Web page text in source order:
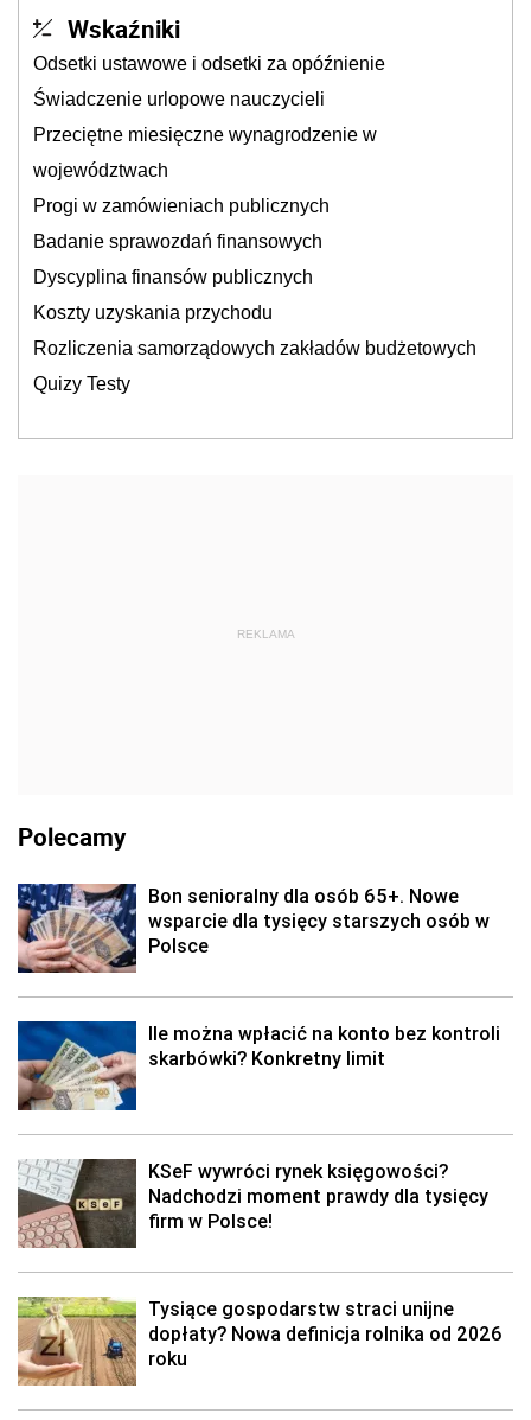
Wskaźniki
Odsetki ustawowe i odsetki za opóźnienie
Świadczenie urlopowe nauczycieli
Przeciętne miesięczne wynagrodzenie w
województwach
Progi w zamówieniach publicznych
Badanie sprawozdań finansowych
Dyscyplina finansów publicznych
Koszty uzyskania przychodu
Rozliczenia samorządowych zakładów budżetowych
Quizy Testy
REKLAMA
Polecamy
Bon senioralny dla osób 65+. Nowe
wsparcie dla tysięcy starszych osób w
Polsce
Ile można wpłacić na konto bez kontroli
skarbówki? Konkretny limit
KSeF wywróci rynek księgowości?
Nadchodzi moment prawdy dla tysięcy
firm w Polsce!
Tysiące gospodarstw straci unijne
dopłaty? Nowa definicja rolnika od 2026
roku